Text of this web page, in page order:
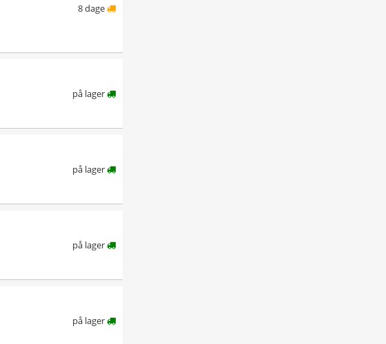
8 dage
på lager
på lager
på lager
på lager